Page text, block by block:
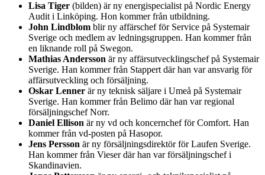
Lisa Tiger (bilden) är ny energispecialist på Nordic Energy
Audit i Linköping. Hon kommer från utbildning.
John Lindblom blir ny affärschef för Service på Systemair
Sverige och medlem av ledningsgruppen. Han kommer från
en liknande roll på Swegon.
Mathias Andersson är ny affärsutvecklingschef på Systemair
Sverige. Han kommer från Stappert där han var ansvarig för
affärsutveckling och försäljning.
Oskar Lenner är ny teknisk säljare i Umeå på Systemair
Sverige. Han kommer från Belimo där han var regional
försäljningschef Norr.
Daniel Ellison är ny vd och koncernchef för Comfort. Han
kommer från vd-posten på Hasopor.
Jens Persson är ny försäljningsdirektör för Laufen Sverige.
Han kommer från Vieser där han var försäljningschef i
Skandinavien.